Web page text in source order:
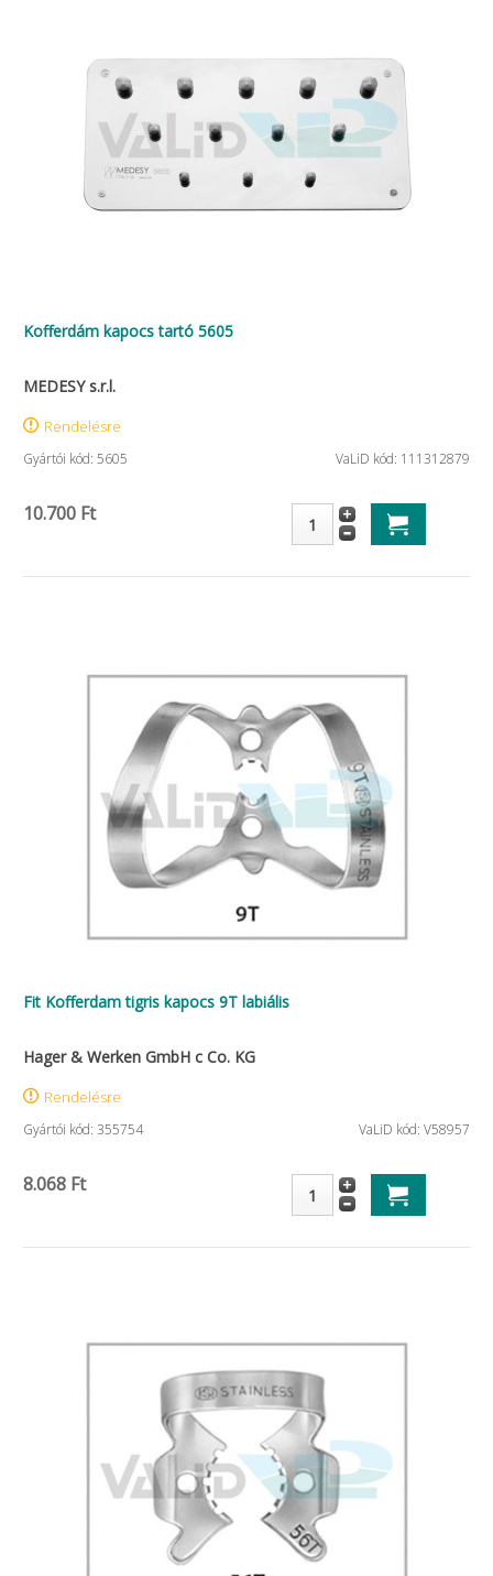
Kofferdám kapocs tartó 5605
MEDESY s.r.l.
Rendelésre
Gyártói kód: 5605 VaLiD kód: 111312879
10.700 Ft
Fit Kofferdam tigris kapocs 9T labiális
Hager & Werken GmbH c Co. KG
Rendelésre
Gyártói kód: 355754 VaLiD kód: V58957
8.068 Ft